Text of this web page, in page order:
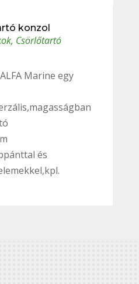
konzol
, Csörlőtartó
Marine egy
és